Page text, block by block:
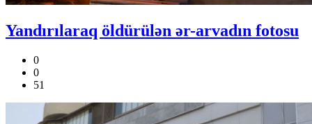
Yandırılaraq öldürülən ər-arvadın fotosu
0
0
51